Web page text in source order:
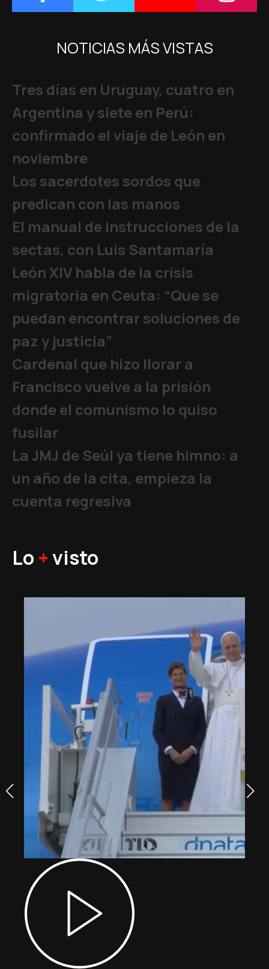
NOTICIAS MÁS VISTAS
Tres días en Uruguay, cuatro en
Argentina y siete en Perú:
confirmado el viaje de León en
noviembre
Los sacerdotes sordos que
predican con las manos
El manual de instrucciones de la
sectas, con Luis Santamaría
León XIV habla de la crisis
migratoria en Ceuta: “Que se
puedan encontrar soluciones de
paz y justicia”
Cardenal que hizo llorar a
Francisco vuelve a la prisión
donde el comunismo lo quiso
fusilar
La JMJ de Seúl ya tiene himno: a
un año de la cita, empieza la
cuenta regresiva
Lo +visto